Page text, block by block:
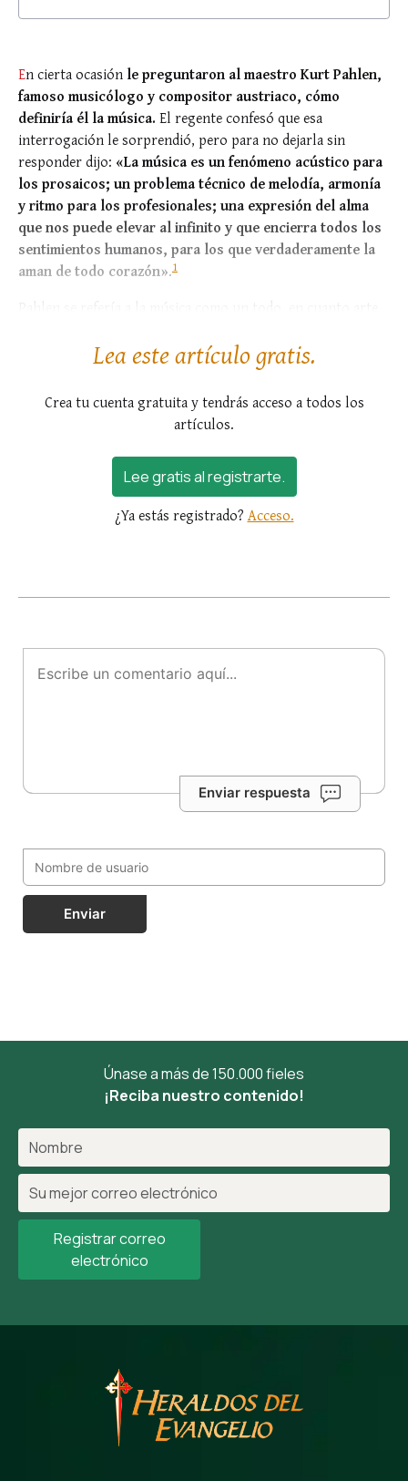
En cierta ocasión le preguntaron al maestro Kurt Pahlen,
famoso musicólogo y compositor austriaco, cómo
definiría él la música. El regente confesó que esa
interrogación le sorprendió, pero para no dejarla sin
responder dijo: «La música es un fenómeno acústico para
los prosaicos; un problema técnico de melodía, armonía
y ritmo para los profesionales; una expresión del alma
que nos puede elevar al infinito y que encierra todos los
sentimientos humanos, para los que verdaderamente la
aman de todo corazón».1
Pahlen se refería a la música como un todo, en cuanto arte.
Lea este artículo gratis.
Crea tu cuenta gratuita y tendrás acceso a todos los
artículos.
Lee gratis al registrarte.
¿Ya estás registrado? Acceso.
Enviar respuesta
Enviar
Únase a más de 150.000 fieles
¡Reciba nuestro contenido!
Registrar correo
electrónico